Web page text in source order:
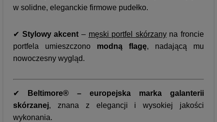
w solidne, eleganckie firmowe pudełko.
✔ Stylowy akcent – męski portfel skórzanyna froncie
portfela umieszczono modną flagę, nadającą mu
nowoczesny wygląd.
✔
Beltimore® – europejska marka galanterii
skórzanej, znana z elegancji i wysokiej jakości
wykonania.